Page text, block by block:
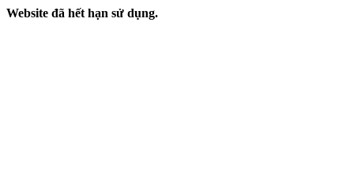
Website đã hết hạn sử dụng.